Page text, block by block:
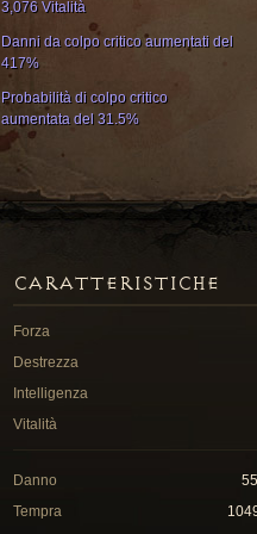
3,076 Vitalità
Danni da colpo critico aumentati del
417%
Probabilità di colpo critico
aumentata del 31.5%
CARATTERISTICHE
Forza
Destrezza
Intelligenza
Vitalità
Danno
Tempra